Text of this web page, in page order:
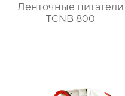
Ленточные питатели
TCNB 800